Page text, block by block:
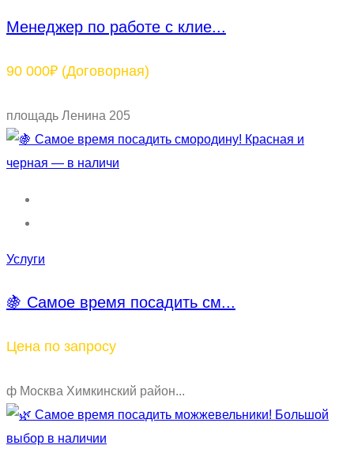
Менеджер по работе с клие...
90 000₽ (Договорная)
площадь Ленина 205
Услуги
🍇 Самое время посадить см...
Цена по запросу
ф Москва Химкинский район...